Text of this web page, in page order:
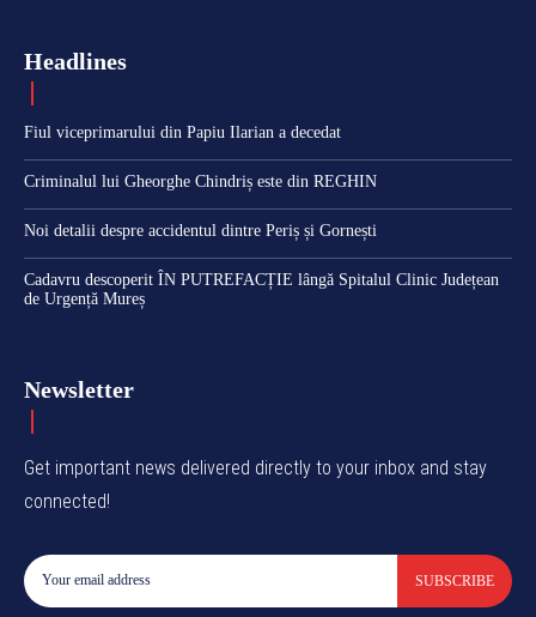
Headlines
Fiul viceprimarului din Papiu Ilarian a decedat
Criminalul lui Gheorghe Chindriș este din REGHIN
Noi detalii despre accidentul dintre Periș și Gornești
Cadavru descoperit ÎN PUTREFACȚIE lângă Spitalul Clinic Județean
de Urgență Mureș
Newsletter
Get important news delivered directly to your inbox and stay
connected!
SUBSCRIBE